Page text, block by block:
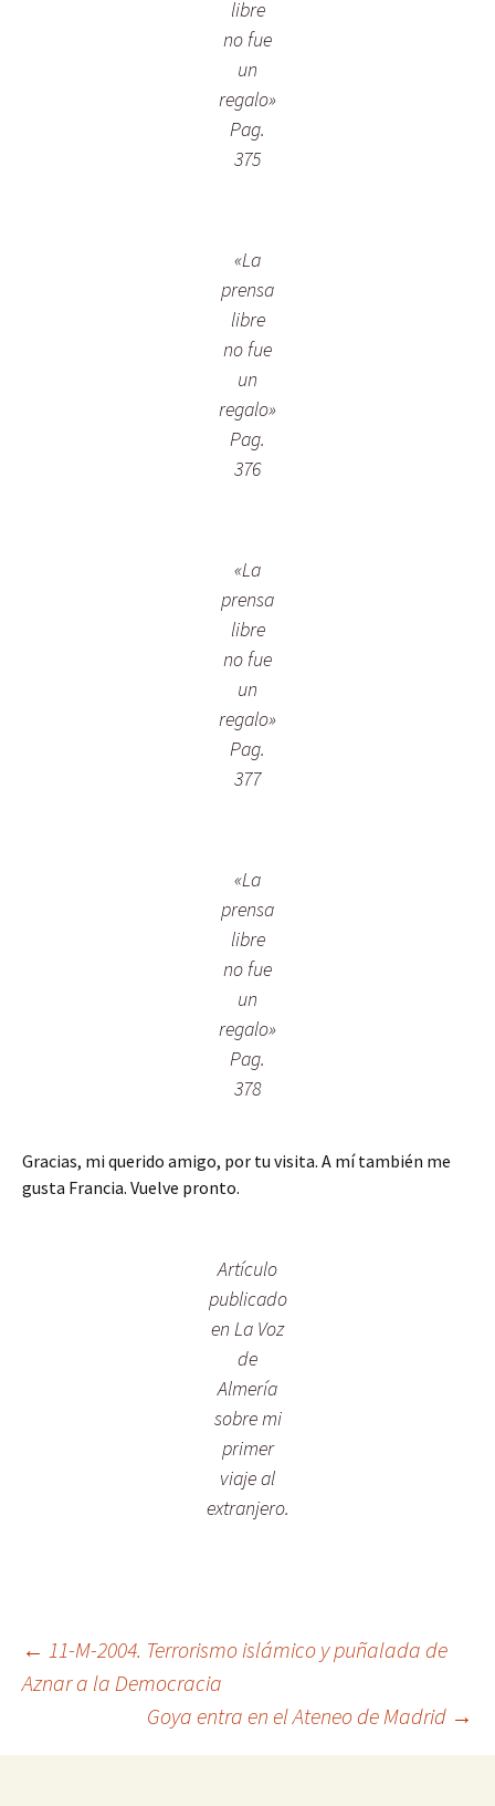
libre
no fue
un
regalo»
Pag.
375
«La
prensa
libre
no fue
un
regalo»
Pag.
376
«La
prensa
libre
no fue
un
regalo»
Pag.
377
«La
prensa
libre
no fue
un
regalo»
Pag.
378
Gracias, mi querido amigo, por tu visita. A mí también me
gusta Francia. Vuelve pronto.
Artículo
publicado
en La Voz
de
Almería
sobre mi
primer
viaje al
extranjero.
Navegación
de
← 11-M-2004. Terrorismo islámico y puñalada de
Aznar a la Democracia
Goya entra en el Ateneo de Madrid →